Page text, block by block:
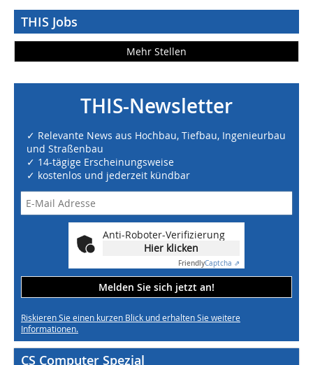
THIS Jobs
Mehr Stellen
THIS-Newsletter
✓ Relevante News aus Hochbau, Tiefbau, Ingenieurbau
und Straßenbau
✓ 14-tägige Erscheinungsweise
✓ kostenlos und jederzeit kündbar
Anti-Roboter-Verifizierung
Hier klicken
FriendlyCaptcha ⇗
Melden Sie sich jetzt an!
Riskieren Sie einen kurzen Blick und erhalten Sie weitere
Informationen.
CS Computer Spezial